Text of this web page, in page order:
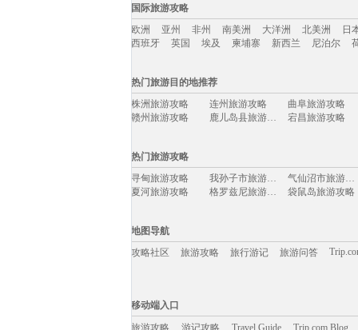
北京
上海 澳门 香港 厦门 丽江 三亚
海
宁夏
吉林 青海 陕西 辽宁 黄山 杭州 青
国际旅游攻略
欧洲
亚州 非州 南美洲 大洋洲 北美洲
日
西班牙
英国 埃及 柬埔寨 新西兰 尼泊尔
欧洲
亚州 非州 南美洲 大洋洲 北美洲
日
西班牙
英国 埃及 柬埔寨 新西兰 尼泊尔
热门旅游目的地推荐
株洲旅游攻略
连州旅游攻略
曲阜旅游攻略
赣州旅游攻略
鹿儿岛县旅游攻略
宕昌旅游攻略
比萨旅游攻略
濮阳旅游攻略
丽水旅游攻略
易县旅游攻略
斯帕旅游攻略
巴马旅游攻略
盘山旅游攻略
亚拉巴马州旅游攻略
宜兰旅游攻略
阜阳旅游攻略
阳高旅游攻略
土库曼斯坦旅游攻略
沃尔夫斯堡旅游攻略
巴林旅游攻略
沙洋旅游攻略
嘉峪关旅游攻略
宜州旅游攻略
热门旅游攻略
寻甸旅游攻略
我孙子市旅游攻略
气仙沼市旅游攻略
夏河旅游攻略
格罗兹尼旅游攻略
袋鼠岛旅游攻略
茂宜岛旅游攻略
比萨旅游攻略
汉诺威旅游攻略
攀枝花旅游攻略
黎平旅游攻略
清迈旅游攻略
瑞典旅游攻略
当雄旅游攻略
库布齐沙漠旅游攻略
文成旅游攻略
左云旅游攻略
阿马尔旅游攻略
崇左旅游攻略 剑桥旅游攻略
地图导航
攻略社区
旅游攻略 旅行游记 旅游问答
旅游资讯
移动端入口
旅游攻略
游记攻略 Travel Guide Trip.com Blog